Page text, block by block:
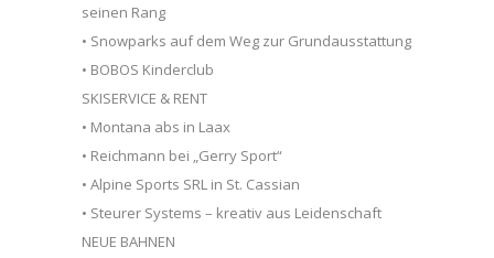
seinen Rang
• Snowparks auf dem Weg zur Grundausstattung
• BOBOS Kinderclub
SKISERVICE & RENT
• Montana abs in Laax
• Reichmann bei „Gerry Sport“
• Alpine Sports SRL in St. Cassian
• Steurer Systems – kreativ aus Leidenschaft
NEUE BAHNEN